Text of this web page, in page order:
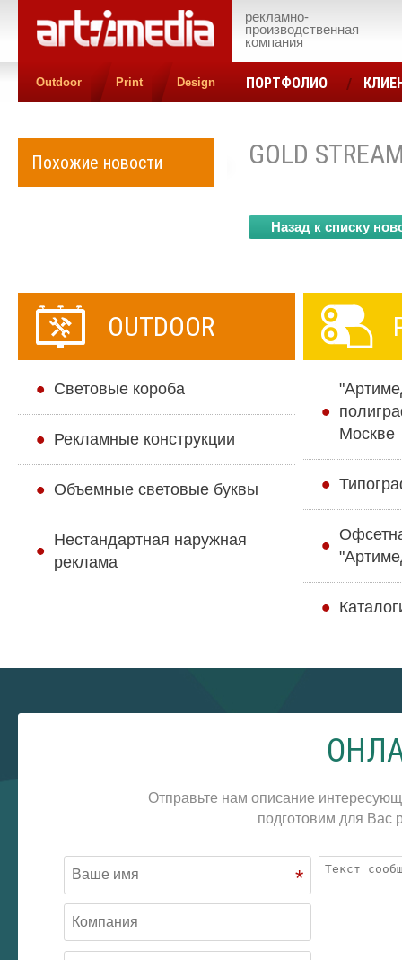
рекламно-
производственная
компания
Outdoor Print Design ПОРТФОЛИО
Похожие новости GOLD
Назад к списку
OUTDOOR
Cветовые короба
Рекламные конструкции
Объемные световые буквы
Нестандартная наружная
реклама
Москве
Отправьте нам описание
подготовим для Вас
*